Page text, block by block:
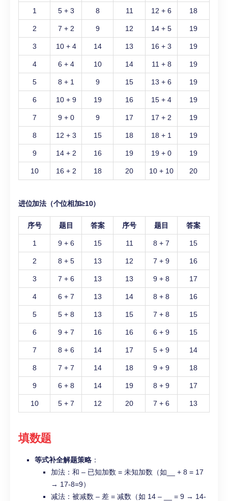
1 5 + 3 8 11 12 + 6 18
2 7 + 2 9 12 14 + 5 19
3 10 + 4 14 13 16 + 3 19
4 6 + 4 10 14 11 + 8 19
5 8 + 1 9 15 13 + 6 19
6 10 + 9 19 16 15 + 4 19
7 9 + 0 9 17 17 + 2 19
8 12 + 3 15 18 18 + 1 19
9 14 + 2 16 19 19 + 0 19
10 16 + 2 18 20 10 + 10 20
进位加法（个位相加≥10）
序号 题目 答案 序号 题目 答案
1 9 + 6 15 11 8 + 7 15
2 8 + 5 13 12 7 + 9 16
3 7 + 6 13 13 9 + 8 17
4 6 + 7 13 14 8 + 8 16
5 5 + 8 13 15 7 + 8 15
6 9 + 7 16 16 6 + 9 15
7 8 + 6 14 17 5 + 9 14
8 7 + 7 14 18 9 + 9 18
9 6 + 8 14 19 8 + 9 17
10 5 + 7 12 20 7 + 6 13
填数题
等式补全解题策略 ：
加法：和 – 已知加数 = 未知加数（如__ + 8 = 17
→ 17-8=9）
减法：被减数 – 差 = 减数（如 14 – __ = 9 → 14-